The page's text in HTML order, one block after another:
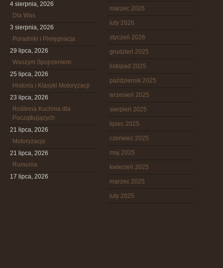
4 sierpnia, 2026
Dla Was
3 sierpnia, 2026
Poradniki i Pielęgnacja
29 lipca, 2026
Waszym Spojrzeniem
25 lipca, 2026
Historia i Klasyki Motoryzacji
23 lipca, 2026
Roślinna Kuchnia dla
Początkujących
21 lipca, 2026
Motoryzacja
21 lipca, 2026
Rumunia
17 lipca, 2026
marzec 2026
luty 2026
styczeń 2026
grudzień 2025
listopad 2025
październik 2025
wrzesień 2025
sierpień 2025
lipiec 2025
czerwiec 2025
maj 2025
kwiecień 2025
marzec 2025
luty 2025